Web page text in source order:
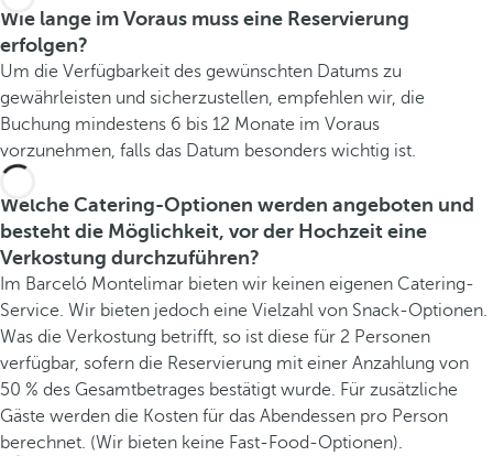
Wie lange im Voraus muss eine Reservierung
erfolgen?
Um die Verfügbarkeit des gewünschten Datums zu
gewährleisten und sicherzustellen, empfehlen wir, die
Buchung mindestens 6 bis 12 Monate im Voraus
vorzunehmen, falls das Datum besonders wichtig ist.
Welche Catering-Optionen werden angeboten und
besteht die Möglichkeit, vor der Hochzeit eine
Verkostung durchzuführen?
Im Barceló Montelimar bieten wir keinen eigenen Catering-
Service. Wir bieten jedoch eine Vielzahl von Snack-Optionen.
Was die Verkostung betrifft, so ist diese für 2 Personen
verfügbar, sofern die Reservierung mit einer Anzahlung von
50 % des Gesamtbetrages bestätigt wurde. Für zusätzliche
Gäste werden die Kosten für das Abendessen pro Person
berechnet. (Wir bieten keine Fast-Food-Optionen).